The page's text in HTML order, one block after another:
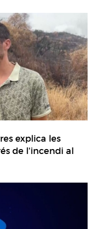
explica les
de l'incendi al